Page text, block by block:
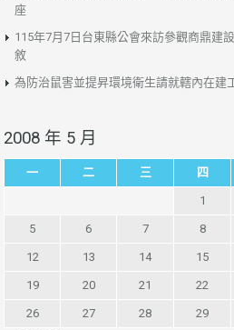
座
115年7月7日台東縣公會來訪參觀商鼎建
敘
為防治鼠害並提昇環境衛生請就轄內在建
2008 年 5 月
一 二 三 四
1
5 6 7 8
12 13 14 15
19 20 21 22
26 27 28 29